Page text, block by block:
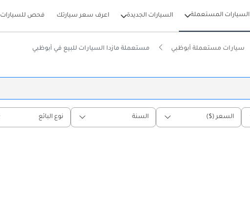
السيارات المستعملة السيارات الجديدة اعرف سعر سيارتك فحص للسيارات
سيارات مستعملة أبوظبي مستعملة مازدا السيارات للبيع في أبوظبي
السعر ($) السنة نوع البائع